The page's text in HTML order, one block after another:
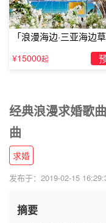
「浪漫海边·三亚海边
漫求婚」
¥15000起
经典浪漫求婚歌
曲
求婚
发布于：2019-02-15
摘要